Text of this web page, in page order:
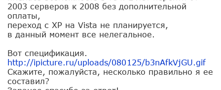
2003 серверов к 2008 без дополнительной
оплаты,
переход с ХР на Vista не планируется,
в данный момент все нелегальное.
Вот спецификация.
http://ipicture.ru/uploads/080125/b3nAfkVjGU.gif
Скажите, пожалуйста, несколько правильно я ее
составил?